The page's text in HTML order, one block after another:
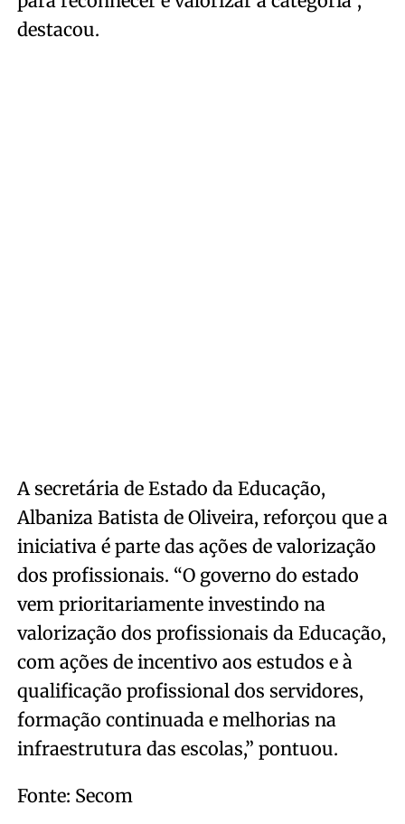
destacou.
A secretária de Estado da Educação,
Albaniza Batista de Oliveira, reforçou que a
iniciativa é parte das ações de valorização
dos profissionais. “O governo do estado
vem prioritariamente investindo na
valorização dos profissionais da Educação,
com ações de incentivo aos estudos e à
qualificação profissional dos servidores,
formação continuada e melhorias na
infraestrutura das escolas,” pontuou.
Fonte: Secom